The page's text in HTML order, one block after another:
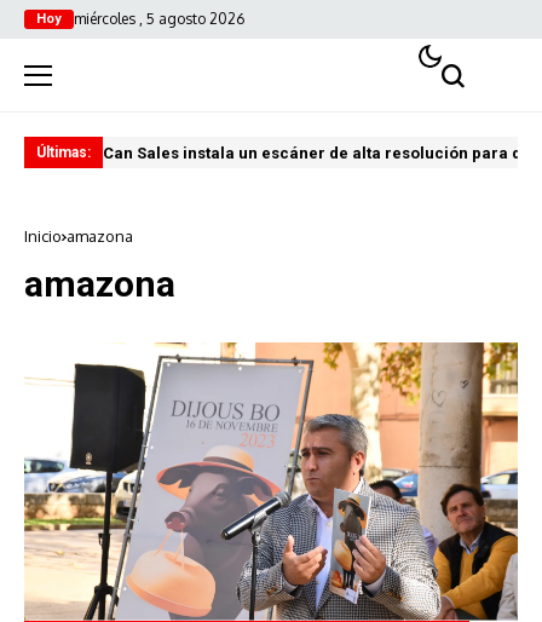
Hoy miércoles , 5 agosto 2026
Últimas: Can Sales instala un escáner de alta resolución para
Inicio amazona
amazona